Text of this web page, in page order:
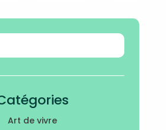
Art de vivre